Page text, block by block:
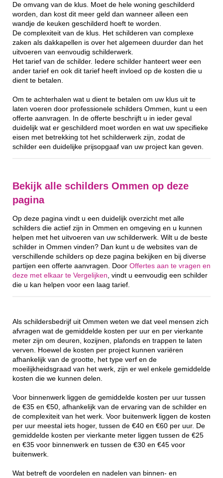
De omvang van de klus. Moet de hele woning geschilderd
worden, dan kost dit meer geld dan wanneer alleen een
wandje de keuken geschilderd hoeft te worden.
De complexiteit van de klus. Het schilderen van complexe
zaken als dakkapellen is over het algemeen duurder dan het
uitvoeren van eenvoudig schilderwerk.
Het tarief van de schilder. Iedere schilder hanteert weer een
ander tarief en ook dit tarief heeft invloed op de kosten die u
dient te betalen.
Om te achterhalen wat u dient te betalen om uw klus uit te
laten voeren door professionele schilders Ommen, kunt u een
offerte aanvragen. In de offerte beschrijft u in ieder geval
duidelijk wat er geschilderd moet worden en wat uw specifieke
eisen met betrekking tot het schilderwerk zijn, zodat de
schilder een duidelijke prijsopgaaf van uw project kan geven.
Bekijk alle schilders Ommen op deze
pagina
Op deze pagina vindt u een duidelijk overzicht met alle
schilders die actief zijn in Ommen en omgeving en u kunnen
helpen met het uitvoeren van uw schilderwerk. Wilt u de beste
schilder in Ommen vinden? Dan kunt u de websites van de
verschillende schilders op deze pagina bekijken en bij diverse
partijen een offerte aanvragen. Door Offertes aan te vragen en
deze met elkaar te Vergelijken , vindt u eenvoudig een schilder
die u kan helpen voor een laag tarief.
Als schildersbedrijf uit Ommen weten we dat veel mensen zich
afvragen wat de gemiddelde kosten per uur en per vierkante
meter zijn om deuren, kozijnen, plafonds en trappen te laten
verven. Hoewel de kosten per project kunnen variëren
afhankelijk van de grootte, het type verf en de
moeilijkheidsgraad van het werk, zijn er wel enkele gemiddelde
kosten die we kunnen delen.
Voor binnenwerk liggen de gemiddelde kosten per uur tussen
de €35 en €50, afhankelijk van de ervaring van de schilder en
de complexiteit van het werk. Voor buitenwerk liggen de kosten
per uur meestal iets hoger, tussen de €40 en €60 per uur. De
gemiddelde kosten per vierkante meter liggen tussen de €25
en €35 voor binnenwerk en tussen de €30 en €45 voor
buitenwerk.
Wat betreft de voordelen en nadelen van binnen- en